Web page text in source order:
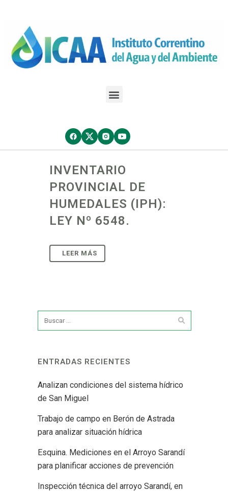
INVENTARIO
PROVINCIAL DE
HUMEDALES (IPH):
LEY Nº 6548.
ENTRADAS RECIENTES
Analizan condiciones del sistema hídrico
de San Miguel
Trabajo de campo en Berón de Astrada
para analizar situación hídrica
Esquina. Mediciones en el Arroyo Sarandí
para planificar acciones de prevención
Inspección técnica del arroyo Sarandí, en